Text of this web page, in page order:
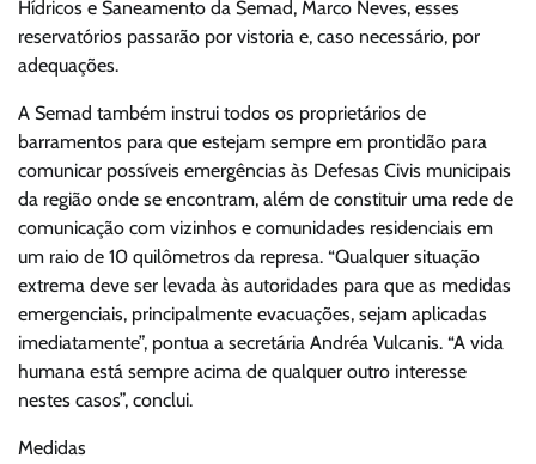
Hídricos e Saneamento da Semad, Marco Neves, esses
reservatórios passarão por vistoria e, caso necessário, por
adequações.
A Semad também instrui todos os proprietários de
barramentos para que estejam sempre em prontidão para
comunicar possíveis emergências às Defesas Civis municipais
da região onde se encontram, além de constituir uma rede de
comunicação com vizinhos e comunidades residenciais em
um raio de 10 quilômetros da represa. “Qualquer situação
extrema deve ser levada às autoridades para que as medidas
emergenciais, principalmente evacuações, sejam aplicadas
imediatamente”, pontua a secretária Andréa Vulcanis. “A vida
humana está sempre acima de qualquer outro interesse
nestes casos”, conclui.
Medidas